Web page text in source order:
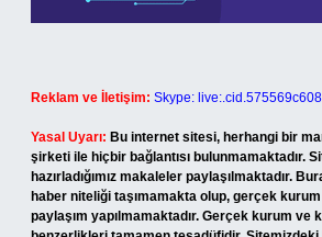
Reklam ve İletişim: Skype:
Yasal Uyarı: Bu internet sitesi, herhangi bir
şirketi ile hiçbir bağlantısı bulunmamaktadır.
hazırladığımız makaleler paylaşılmaktadır.
haber niteliği taşımamakta olup, gerçek
paylaşım yapılmamaktadır. Gerçek kurum ve